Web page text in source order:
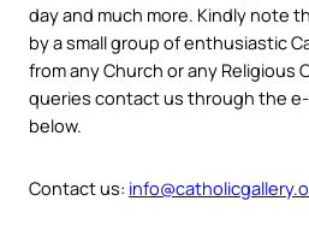
day and much more. Kindly note
by a small group of enthusiastic
from any Church or any Religious
queries contact us through the
below.
Contact us: